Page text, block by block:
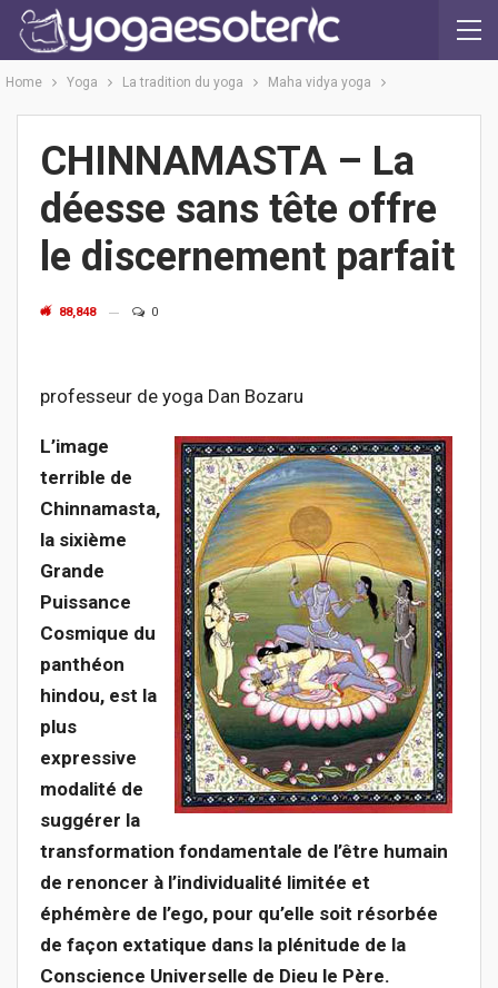
Home Yoga La tradition du yoga Maha vidya yoga
CHINNAMASTA – La
déesse sans tête offre
le discernement parfait
88,848 0
professeur de yoga Dan Bozaru
L’image
terrible de
Chinnamasta,
la sixième
Grande
Puissance
Cosmique du
panthéon
hindou, est la
plus
expressive
modalité de
suggérer la
transformation fondamentale de l’être humain
de renoncer à l’individualité limitée et
éphémère de l’ego, pour qu’elle soit résorbée
de façon extatique dans la plénitude de la
Conscience Universelle de Dieu le Père.